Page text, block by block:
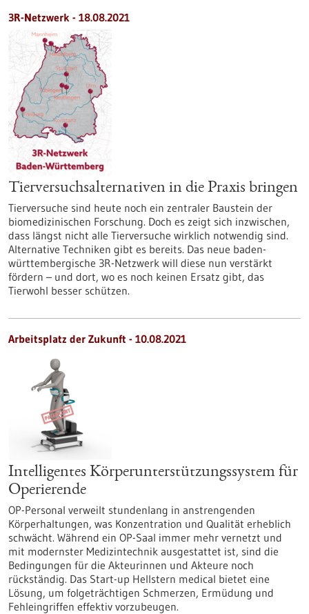
3R-Netzwerk - 18.08.2021
Tierversuchsalternativen in die Praxis bringen
Tierversuche sind heute noch ein zentraler Baustein der
biomedizinischen Forschung. Doch es zeigt sich inzwischen,
dass längst nicht alle Tierversuche wirklich notwendig sind.
Alternative Techniken gibt es bereits. Das neue baden-
württembergische 3R-Netzwerk will diese nun verstärkt
fördern – und dort, wo es noch keinen Ersatz gibt, das
Tierwohl besser schützen.
Arbeitsplatz der Zukunft - 10.08.2021
Intelligentes Körperunterstützungssystem für
Operierende
OP-Personal verweilt stundenlang in anstrengenden
Körperhaltungen, was Konzentration und Qualität erheblich
schwächt. Während ein OP-Saal immer mehr vernetzt und
mit modernster Medizintechnik ausgestattet ist, sind die
Bedingungen für die Akteurinnen und Akteure noch
rückständig. Das Start-up Hellstern medical bietet eine
Lösung, um folgeträchtigen Schmerzen, Ermüdung und
Fehleingriffen effektiv vorzubeugen.